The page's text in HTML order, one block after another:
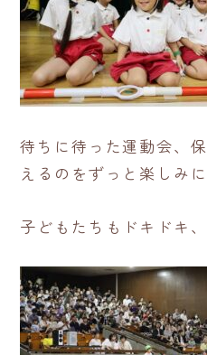
待ちに待った運動会、
えるのをずっと楽しみ
子どもたちもドキドキ